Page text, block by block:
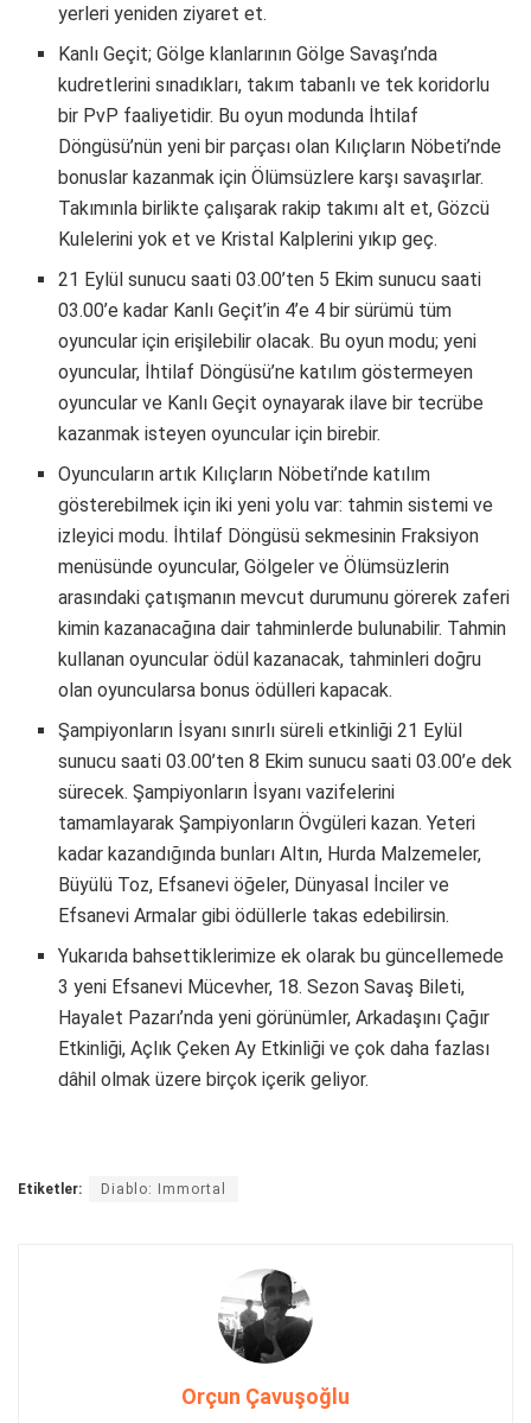
yerleri yeniden ziyaret et.
Kanlı Geçit; Gölge klanlarının Gölge Savaşı’nda
kudretlerini sınadıkları, takım tabanlı ve tek koridorlu
bir PvP faaliyetidir. Bu oyun modunda İhtilaf
Döngüsü’nün yeni bir parçası olan Kılıçların Nöbeti’nde
bonuslar kazanmak için Ölümsüzlere karşı savaşırlar.
Takımınla birlikte çalışarak rakip takımı alt et, Gözcü
Kulelerini yok et ve Kristal Kalplerini yıkıp geç.
21 Eylül sunucu saati 03.00’ten 5 Ekim sunucu saati
03.00’e kadar Kanlı Geçit’in 4’e 4 bir sürümü tüm
oyuncular için erişilebilir olacak. Bu oyun modu; yeni
oyuncular, İhtilaf Döngüsü’ne katılım göstermeyen
oyuncular ve Kanlı Geçit oynayarak ilave bir tecrübe
kazanmak isteyen oyuncular için birebir.
Oyuncuların artık Kılıçların Nöbeti’nde katılım
gösterebilmek için iki yeni yolu var: tahmin sistemi ve
izleyici modu. İhtilaf Döngüsü sekmesinin Fraksiyon
menüsünde oyuncular, Gölgeler ve Ölümsüzlerin
arasındaki çatışmanın mevcut durumunu görerek zaferi
kimin kazanacağına dair tahminlerde bulunabilir. Tahmin
kullanan oyuncular ödül kazanacak, tahminleri doğru
olan oyuncularsa bonus ödülleri kapacak.
Şampiyonların İsyanı sınırlı süreli etkinliği 21 Eylül
sunucu saati 03.00’ten 8 Ekim sunucu saati 03.00’e dek
sürecek. Şampiyonların İsyanı vazifelerini
tamamlayarak Şampiyonların Övgüleri kazan. Yeteri
kadar kazandığında bunları Altın, Hurda Malzemeler,
Büyülü Toz, Efsanevi öğeler, Dünyasal İnciler ve
Efsanevi Armalar gibi ödüllerle takas edebilirsin.
Yukarıda bahsettiklerimize ek olarak bu güncellemede
3 yeni Efsanevi Mücevher, 18. Sezon Savaş Bileti,
Hayalet Pazarı’nda yeni görünümler, Arkadaşını Çağır
Etkinliği, Açlık Çeken Ay Etkinliği ve çok daha fazlası
dâhil olmak üzere birçok içerik geliyor.
Etiketler: Diablo: Immortal
Orçun Çavuşoğlu